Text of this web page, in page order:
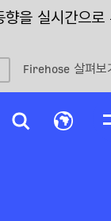
향을 실시간으로
Firehose 살펴